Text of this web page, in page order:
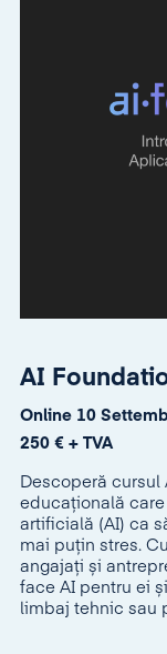
AI
Online 10
250 € + TVA
Descoperă cursul
educațională
artificială (AI) ca
mai puțin stres.
angajați și
face AI pentru ei
limbaj tehnic sau